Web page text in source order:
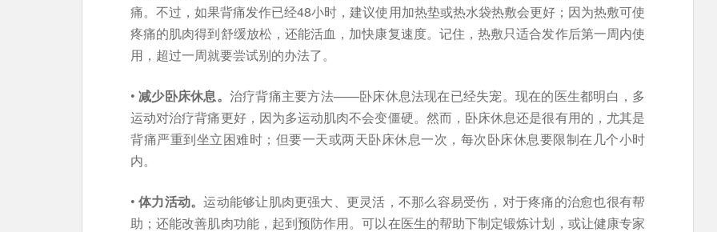
痛。不过，如果背痛发作已经48小时，建议使用加热垫或热水袋热敷会更好；因为热敷可使
疼痛的肌肉得到舒缓放松，还能活血，加快康复速度。记住，热敷只适合发作后第一周内使
用，超过一周就要尝试别的办法了。
•减少卧床休息。 治疗背痛主要方法——卧床休息法现在已经失宠。现在的医生都明白，多
运动对治疗背痛更好，因为多运动肌肉不会变僵硬。然而，卧床休息还是很有用的，尤其是
背痛严重到坐立困难时；但要一天或两天卧床休息一次，每次卧床休息要限制在几个小时
内。
•体力活动。运动能够让肌肉更强大、更灵活，不那么容易受伤，对于疼痛的治愈也很有帮
助；还能改善肌肉功能，起到预防作用。可以在医生的帮助下制定锻炼计划，或让健康专家